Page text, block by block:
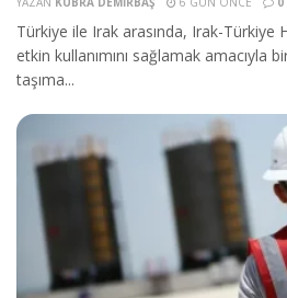
Türkiye ile Irak arasında, Irak-Türkiye
etkin kullanımını sağlamak amacıyla
taşıma...